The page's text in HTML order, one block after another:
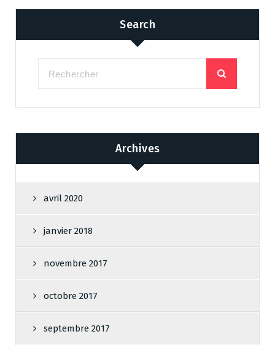
Search
Archives
avril 2020
janvier 2018
novembre 2017
octobre 2017
septembre 2017